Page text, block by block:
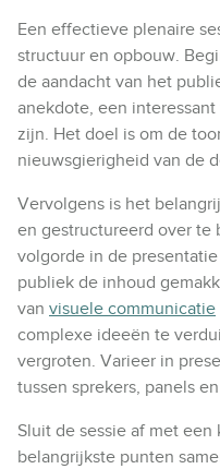
Een effectieve plenaire
structuur en opbouw.
de aandacht van het
anekdote, een
zijn. Het doel is om de
nieuwsgierigheid van de
Vervolgens is het
en gestructureerd over te
volgorde in de
publiek de inhoud
van visuele communicatie
complexe ideeën te
vergroten. Varieer in
tussen sprekers, panels
Sluit de sessie af met
belangrijkste punten